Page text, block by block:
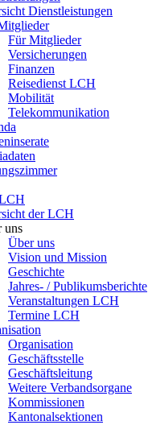
Dienstleistungen
Für Mitglieder
Versicherungen
Finanzen
Reisedienst LCH
Mobilität
Telekommunikation
der LCH
uns
Über uns
Vision und Mission
Geschichte
Jahres- / Publikumsberichte
Veranstaltungen LCH
Termine LCH
Organisation
Geschäftsstelle
Geschäftsleitung
Weitere Verbandsorgane
Kommissionen
Kantonalsektionen